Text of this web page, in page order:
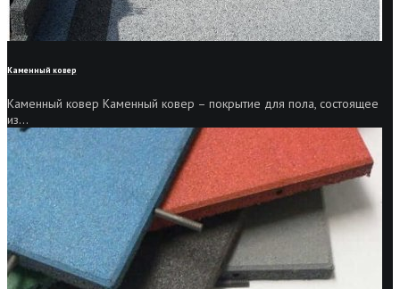
Каменный ковер
Каменный ковер Каменный ковер – покрытие для пола, состоящее
из...